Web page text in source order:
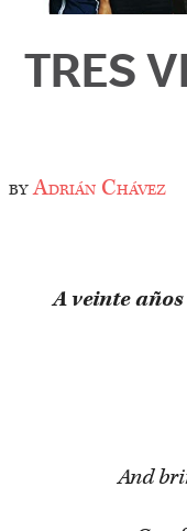
TRES
byAdrián Chávez
A veinte
And